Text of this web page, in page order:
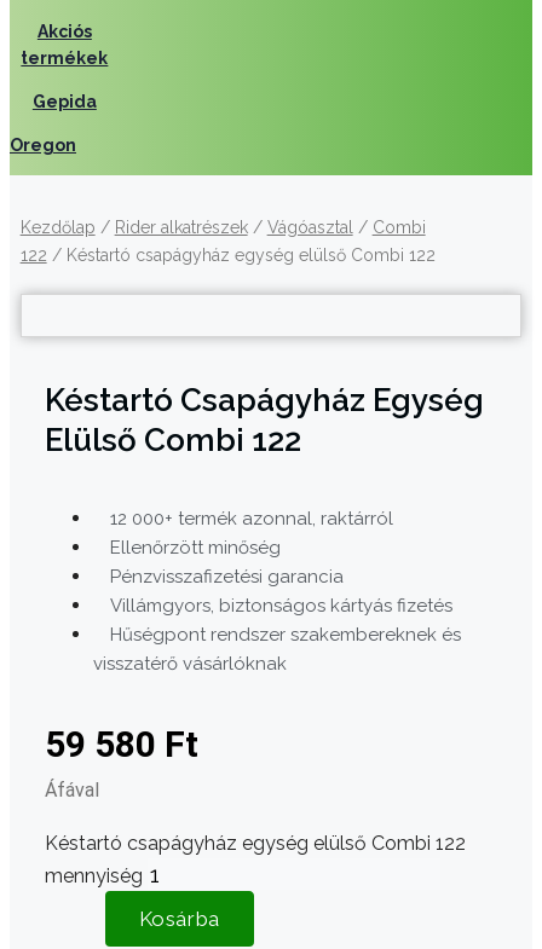
Akciós
termékek
Gepida
Oregon
Kezdőlap / Rider alkatrészek/ Vágóasztal / Combi
122 / Késtartó csapágyház egység elülső Combi 122
Késtartó Csapágyház Egység
Elülső Combi 122
12 000+ termék azonnal, raktárról
Ellenőrzött minőség
Pénzvisszafizetési garancia
Villámgyors, biztonságos kártyás fizetés
Hűségpont rendszer szakembereknek és
visszatérő vásárlóknak
59 580 Ft
Áfával
Késtartó csapágyház egység elülső Combi 122
mennyiség
Kosárba